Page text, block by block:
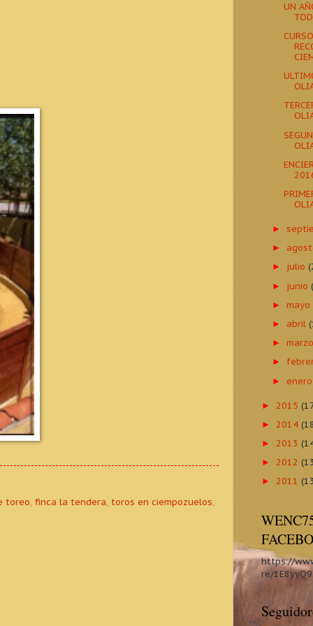
toreo, finca la tendera, toros en ciempozuelos,
UN
►
►
► julio
► junio
►mayo
► abril
►
►
►
► 2015
► 2014
► 2013
► 2012
► 2011
https://
re/